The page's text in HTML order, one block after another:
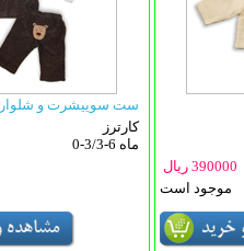
ست سوییشرت و
کارترز
0-3/3-6 ماه
390000 ریال
موجود است